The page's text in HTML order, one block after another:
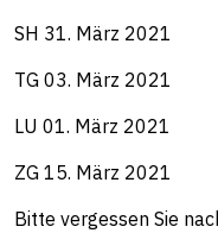
SH 31. März 2021
TG 03. März 2021
LU 01. März 2021
ZG 15. März 2021
Bitte vergessen Sie